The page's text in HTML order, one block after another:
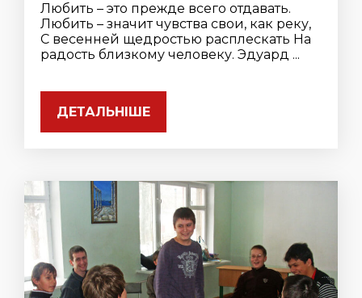
Любить – это прежде всего отдавать.
Любить – значит чувства свои, как реку,
С весенней щедростью расплескать На
радость близкому человеку. Эдуард ...
ДЕТАЛЬНІШЕ